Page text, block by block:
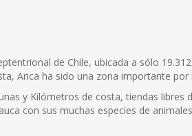
de Chile, ubicada a sólo
Arica ha sido una zona importante
y Kilómetros de costa, tiendas
con sus muchas especies de